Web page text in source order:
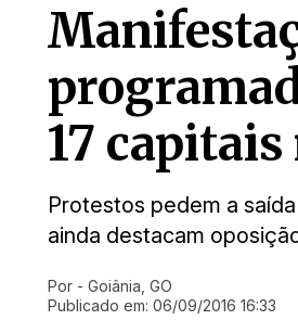
17
Protestos pedem a
ainda destacam
Ir direto pra matéria
Por - Goiânia, GO
Publicado em: 06/09/2016 16:33